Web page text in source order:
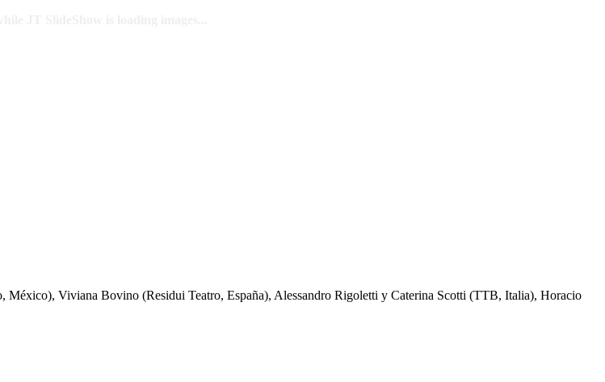
Viviana Bovino (Residui Teatro, España), Alessandro Rigoletti y Caterina Scotti (TTB, Italia), Horacio